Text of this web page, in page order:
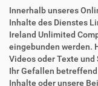
Innerhalb unseres
Inhalte des Dienstes
Ireland Unlimited
eingebunden werden.
Videos oder Texte
Ihr Gefallen
Inhalte oder unsere